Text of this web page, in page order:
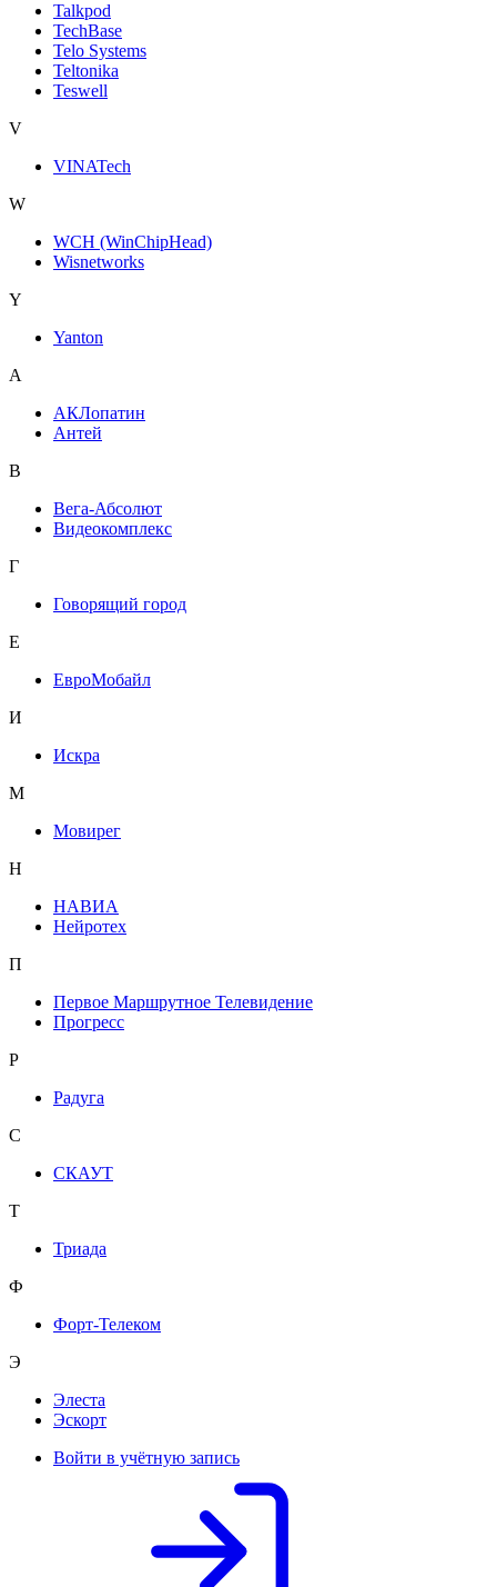
Talkpod
TechBase
Telo Systems
Teltonika
Teswell
V
VINATech
W
WCH (WinChipHead)
Wisnetworks
Y
Yanton
А
АКЛопатин
Антей
В
Вега-Абсолют
Видеокомплекс
Г
Говорящий город
Е
ЕвроМобайл
И
Искра
М
Мовирег
Н
НАВИА
Нейротех
П
Первое Маршрутное Телевидение
Прогресс
Р
Радуга
С
СКАУТ
Т
Триада
Ф
Форт-Телеком
Э
Элеста
Эскорт
Войти в учётную запись